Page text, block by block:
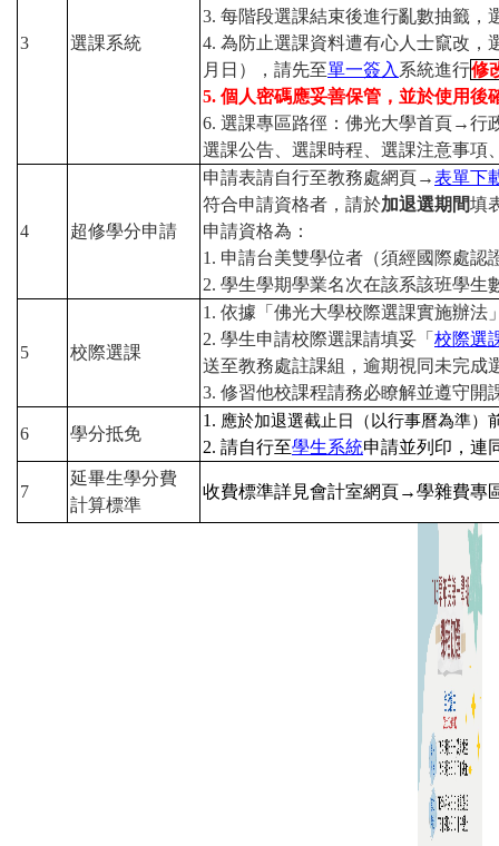
3 選課系統
3. 每階段選課結束後進行亂數抽籤，
4. 為防止選課資料遭有心人士竄改，
月日），請先至單一簽入 系統進行修
5. 個人密碼應妥善保管，並於使用後
6. 選課專區路徑：佛光大學首頁→行
選課公告、選課時程、選課注意事項
4 超修學分申請
申請表請自行至教務處網頁→表單下
符合申請資格者，請於加退選期間填
申請資格為：
1. 申請台美雙學位者（須經國際處認
2. 學生學期學業名次在該系該班學生
5 校際選課
1. 依據「佛光大學校際選課實施辦法
2. 學生申請校際選課請填妥「 校際選
送至教務處註課組，逾期視同未完成
3. 修習他校課程請務必瞭解並遵守開
6 學分抵免
1. 應於加退選截止日（以行事曆為準）
2. 請自行至學生系統申請並列印，連
7
延畢生學分費
計算標準
收費標準詳見會計室網頁→學雜費專